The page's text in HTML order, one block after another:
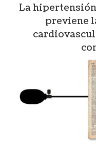
La
previene